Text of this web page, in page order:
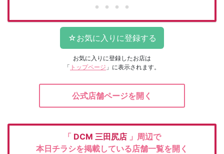
お気に入りに登録したお店は
「 トップページ 」に表示されます。
公式店舗ページを開く
「 DCM 三田尻店 」周辺で
本日チラシを掲載している店舗一覧を開く